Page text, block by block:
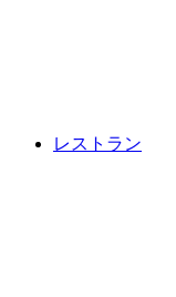
レストラン